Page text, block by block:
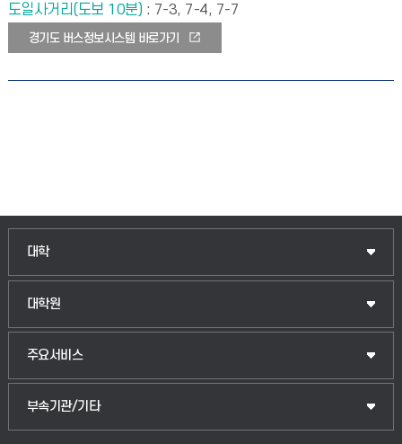
도일사거리(도보 10분) : 7-3, 7-4, 7-7
경기도 버스정보시스템 바로가기
대학
인문융합공공인재학부
법경영학부
대학원
일반대학원
산업대학원
공공정책대학원
주요서비스
입학안내
웹메일
부속기관/기타
중앙도서관